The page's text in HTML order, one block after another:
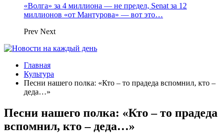
«Волга» за 4 миллиона — не предел, Senat за 12
миллионов «от Мантурова» — вот это…
Prev Next
Главная
Культура
Песни нашего полка: «Кто – то прадеда вспомнил, кто –
деда…»
Песни нашего полка: «Кто – то прадеда
вспомнил, кто – деда…»